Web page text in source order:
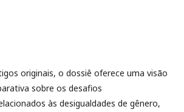
originais, o dossiê oferece uma visão
sobre os desafios
às desigualdades de gênero,